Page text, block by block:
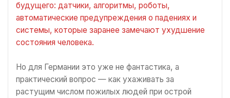
будущего: датчики, алгоритмы, роботы,
автоматические предупреждения о падениях и
системы, которые заранее замечают ухудшение
состояния человека.
Но для Германии это уже не фантастика, а
практический вопрос — как ухаживать за
растущим числом пожилых людей при острой